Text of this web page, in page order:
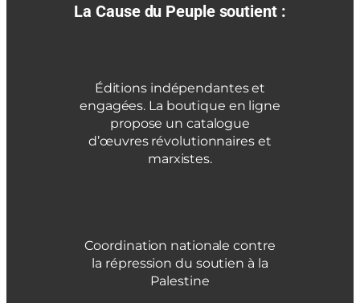
La Cause du Peuple soutient :
Éditions indépendantes et
engagées. La boutique en ligne
propose un catalogue
d’œuvres révolutionnaires et
marxistes.
Coordination nationale contre
la répression du soutien à la
Palestine